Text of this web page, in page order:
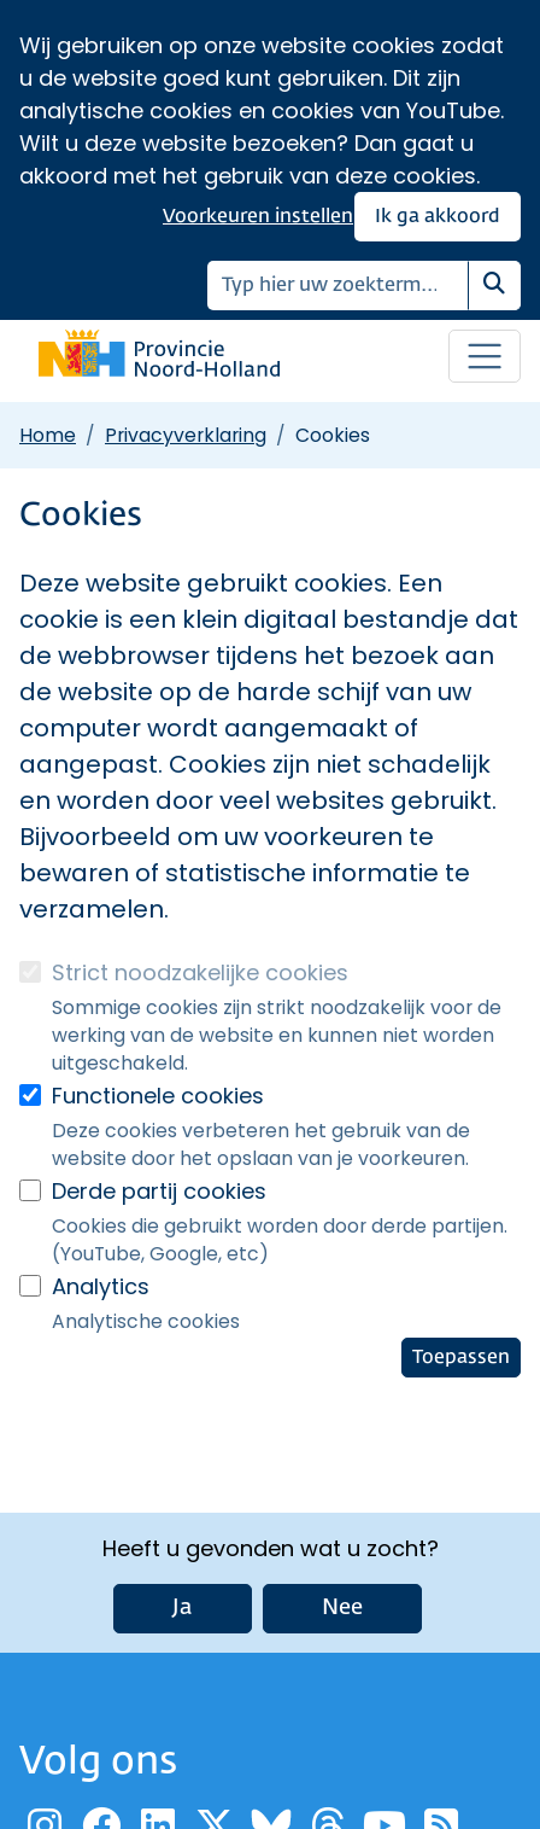
Wij gebruiken op onze website cookies zodat
u de website goed kunt gebruiken. Dit zijn
analytische cookies en cookies van YouTube.
Wilt u deze website bezoeken? Dan gaat u
akkoord met het gebruik van deze cookies.
Ik ga akkoord
Voorkeuren instellen
Home Privacyverklaring Cookies
Cookies
Deze website gebruikt cookies. Een
cookie is een klein digitaal bestandje dat
de webbrowser tijdens het bezoek aan
de website op de harde schijf van uw
computer wordt aangemaakt of
aangepast. Cookies zijn niet schadelijk
en worden door veel websites gebruikt.
Bijvoorbeeld om uw voorkeuren te
bewaren of statistische informatie te
verzamelen.
Strict noodzakelijke cookies
Sommige cookies zijn strikt noodzakelijk voor de
werking van de website en kunnen niet worden
uitgeschakeld.
Functionele cookies
Deze cookies verbeteren het gebruik van de
website door het opslaan van je voorkeuren.
Derde partij cookies
Cookies die gebruikt worden door derde partijen.
(YouTube, Google, etc)
Analytics
Analytische cookies
Toepassen
Heeft u gevonden wat u zocht?
Ja Nee
Volg ons